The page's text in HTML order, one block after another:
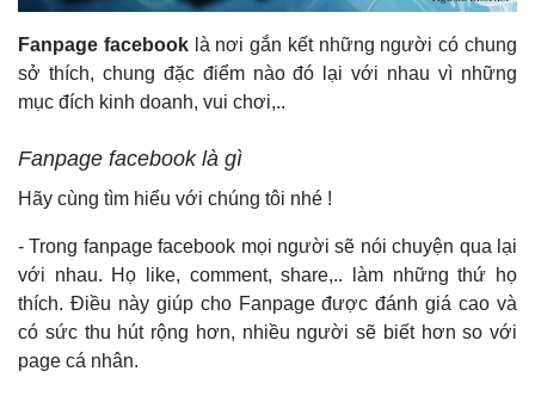
Fanpage facebooklà nơi gắn kết những người có chung
sở thích, chung đặc điểm nào đó lại với nhau vì những
mục đích kinh doanh, vui chơi,..
Fanpage facebook là gì
Hãy cùng tìm hiểu với chúng tôi nhé !
- Trong fanpage facebook mọi người sẽ nói chuyện qua lại
với nhau. Họ like, comment, share,.. làm những thứ họ
thích. Điều này giúp cho Fanpage được đánh giá cao và
có sức thu hút rộng hơn, nhiều người sẽ biết hơn so với
page cá nhân.